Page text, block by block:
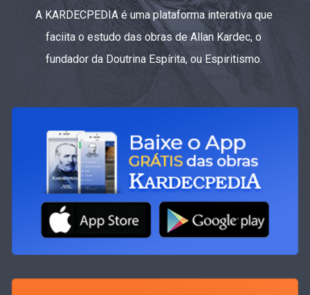
A KARDECPEDIA é uma plataforma interativa que
faciita o estudo das obras de Allan Kardec, o
fundador da Doutrina Espírita, ou Espiritismo.